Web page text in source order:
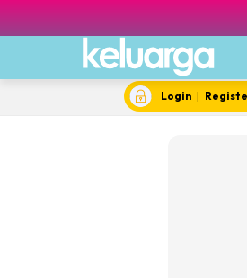
Login |